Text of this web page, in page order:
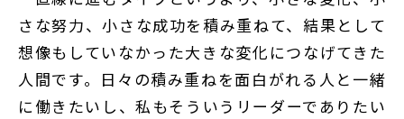
さな努力、小さな成功を積み重ねて、結果として
想像もしていなかった大きな変化につなげてきた
人間です。日々の積み重ねを面白がれる人と一緒
に働きたいし、私もそういうリーダーでありたい